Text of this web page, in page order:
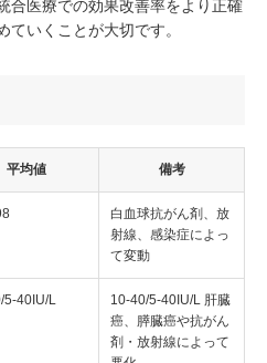
合医療での効果改善率をより正確
ていくことが大切です。
平均値 備考
白血球抗がん剤、放
射線、感染症によっ
て変動
5-40IU/L
10-40/5-40IU/L 肝臓
癌、膵臓癌や抗がん
剤・放射線によって